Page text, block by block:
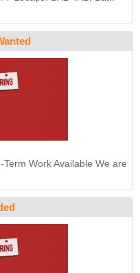
Work Available We are